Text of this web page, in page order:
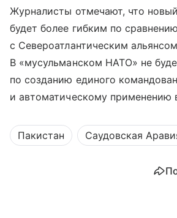
Журналисты отмечают, что
будет более гибким по сравнению
с Североатлантическим
В «мусульманском НАТО» не
по созданию единого
и автоматическому применению
Пакистан Саудовская